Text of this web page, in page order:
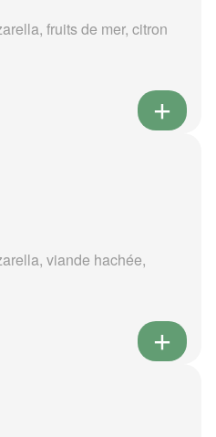
fruits de mer, citron
viande hachée,